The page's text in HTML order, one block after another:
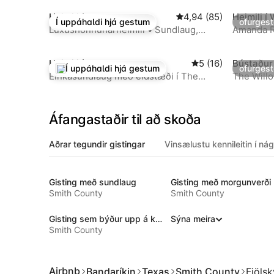
Í uppáhaldi hjá gestum
Í uppáhaldi hjá gestum
Heimili í Tyler 4,94 af 5 í
4,94 (85)
Lúxushönnunarheimili • Sundlaug,
Heimili í
Amanda
Í mestu uppáhaldi hjá gestum
Í uppáhaldi hjá gestum
Heimili í Tyler 5 af 5 í
5 (16)
Einkasundlaug með eldstæði í The
Áfangastaðir til að skoða
Aðrar tegundir gistingar Vinsælustu kennileitin í
Gisting með sundlaug
Smith County
Gisting með morgunverði
Smith County
Gisting sem býður upp á kajak
Smith County
Sýna meira
Airbnb Bandaríkin Texas Smith County